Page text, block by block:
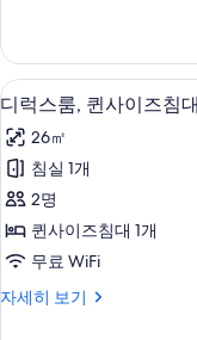
두
보
기
히
보
기
대
개
(View)
사
진
모
두
보
퀸
사
이
즈
침
대
개
(View)
자
세
히
디
럭
스
룸,
퀸
사
즈
6
디럭스룸, 퀸사이즈침
26㎡
침실 1개
2명
퀸사이즈침대 1개
무료 WiFi
자세히 보기
디